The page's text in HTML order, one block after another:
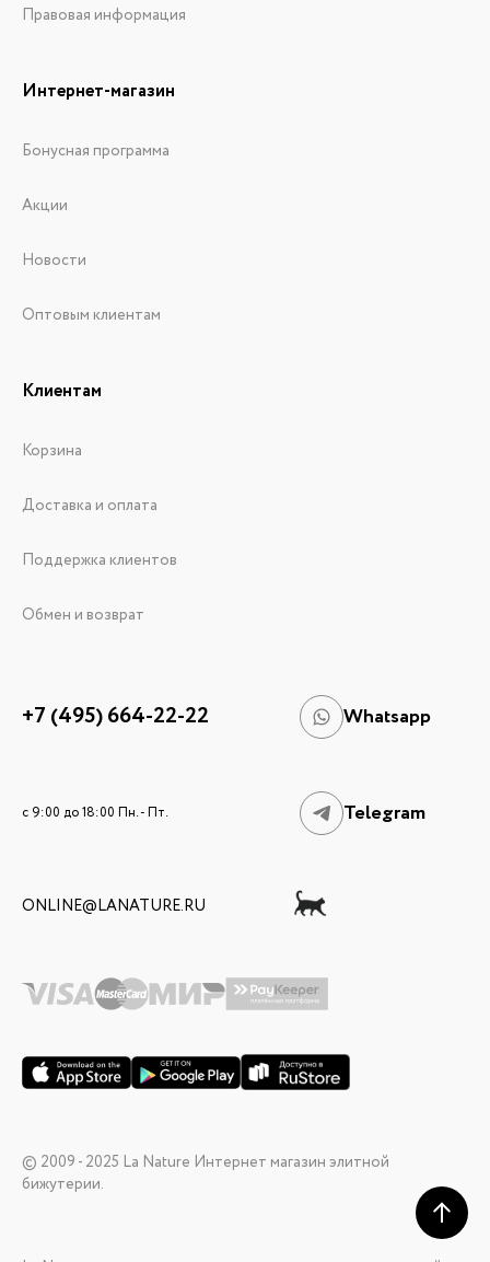
Правовая информация
Интернет-магазин
Бонусная программа
Акции
Новости
Оптовым клиентам
Клиентам
Корзина
Доставка и оплата
Поддержка клиентов
Обмен и возврат
+7 (495) 664-22-22 Whatsapp
c 9:00 до 18:00 Пн. - Пт. Telegram
ONLINE@LANATURE.RU
© 2009 - 2025 La Nature Интернет магазин элитной
бижутерии.